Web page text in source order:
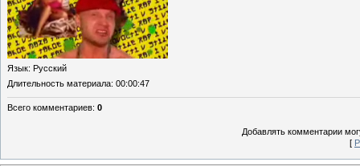
Язык: Русский
Длительность материала: 00:00:47
Всего комментариев: 0
Добавлять комментарии
[